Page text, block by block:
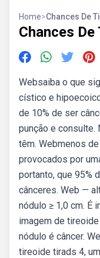
Home>Chances De
Chances
Websaiba o que
cístico e
de 10% de ser
punção e
têm. Webmenos
provocados por
portanto, que 95%
cânceres. Web —
nódulo ≥ 1,0 cm. É
imagem de
nódulo é câncer.
tireoide tirads 4,